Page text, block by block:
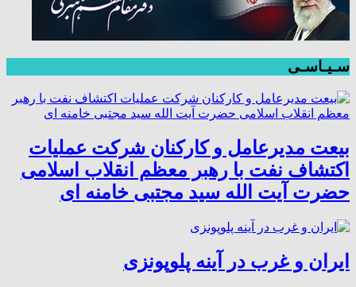
سـیـاسـی
بیعت مدیرعامل و کارکنان شرکت عملیات
اکتشاف نفت با رهبر معظم انقلاب اسلامی
حضرت آیت الله سید مجتبی خامنه ای
ایران و غرب در آینه پلوپونزی